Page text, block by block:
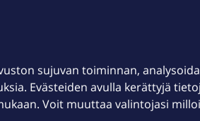
OmaElisa-
sujuvan toiminnan,
Evästeiden avulla kerättyjä
Voit muuttaa valintojasi